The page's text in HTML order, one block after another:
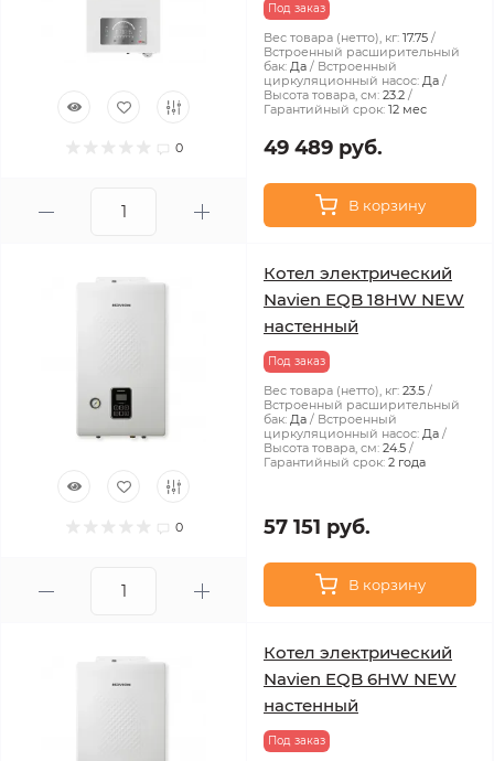
0
Под заказ
Вес товара (нетто), кг: 17.75
Встроенный расширительный
бак: Да
Встроенный
циркуляционный насос: Да
Высота товара, см: 23.2
Гарантийный срок: 12 мес
49 489 руб.
В корзину
0
Котел электрический
Navien EQB 18HW NEW
настенный
Под заказ
Вес товара (нетто), кг: 23.5
Встроенный расширительный
бак: Да
Встроенный
циркуляционный насос: Да
Высота товара, см: 24.5
Гарантийный срок: 2 года
57 151 руб.
В корзину
Котел электрический
Navien EQB 6HW NEW
настенный
Под заказ